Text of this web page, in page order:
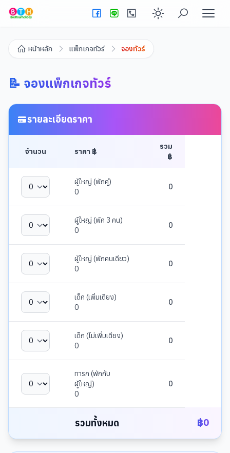
Enable dark
หน้าหลัก แพ็กเกจทัวร์ จองทัวร์
📝 จองแพ็กเกจทัวร์
รายละเอียดราคา
จำนวน ราคา ฿
รวม
฿
ผู้ใหญ่ (พักคู่)
0
0
ผู้ใหญ่ (พัก 3 คน)
0
0
ผู้ใหญ่ (พักคนเดียว)
0
0
เด็ก (เพิ่มเตียง)
0
0
เด็ก (ไม่เพิ่มเตียง)
0
0
ทารก (พักกับ
ผู้ใหญ่)
0
0
รวมทั้งหมด ฿0